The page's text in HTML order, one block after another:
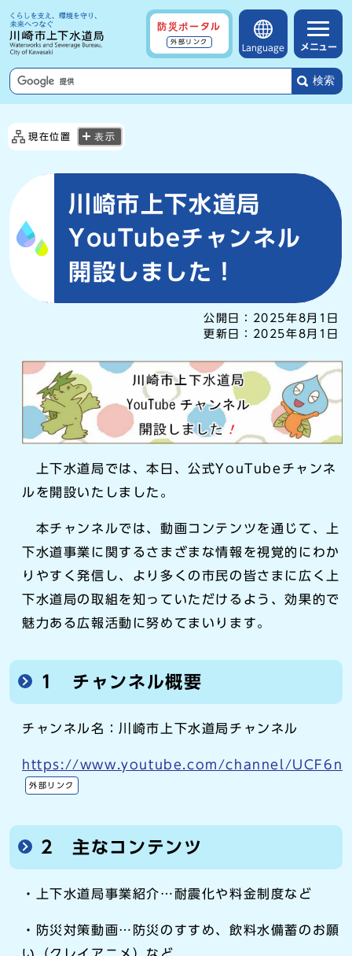
防災ポータル
外部リンク
Language メニュー
検索
現在位置 表示
川崎市上下水道局
YouTubeチャンネル
開設しました！
公開日：
2025年8月1日
更新日：
2025年8月1日
上下水道局では、本日、公式YouTubeチャンネ
ルを開設いたしました。
本チャンネルでは、動画コンテンツを通じて、上
下水道事業に関するさまざまな情報を視覚的にわか
りやすく発信し、より多くの市民の皆さまに広く上
下水道局の取組を知っていただけるよう、効果的で
魅力ある広報活動に努めてまいります。
1 チャンネル概要
チャンネル名：川崎市上下水道局チャンネル
https://www.youtube.com/channel/
外部リンク
2 主なコンテンツ
・上下水道局事業紹介…耐震化や料金制度など
・防災対策動画…防災のすすめ、飲料水備蓄のお願